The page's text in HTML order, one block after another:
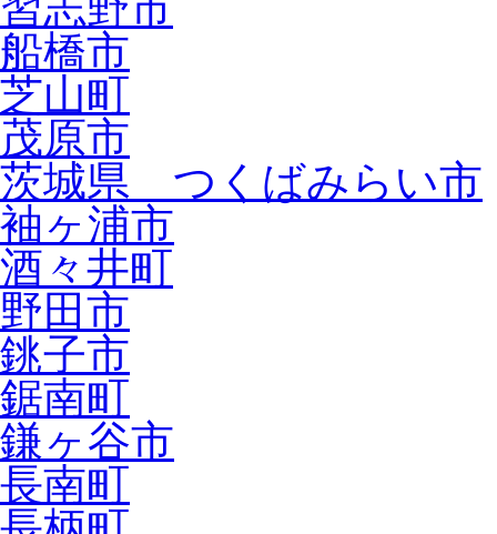
船橋市
芝山町
茂原市
茨城県 つくばみらい市
袖ヶ浦市
酒々井町
野田市
銚子市
鋸南町
鎌ヶ谷市
長南町